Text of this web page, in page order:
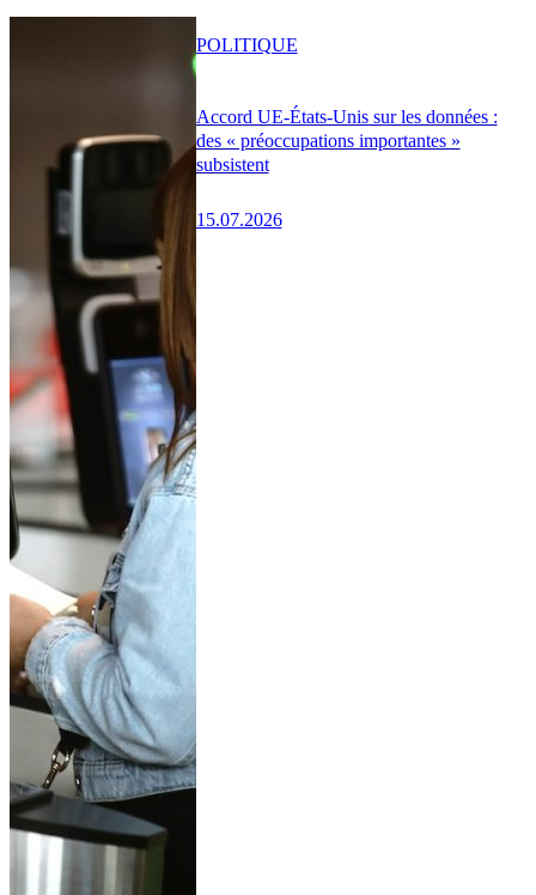
Accord UE-États-Unis sur les données :
des « préoccupations importantes »
subsistent
15.07.2026
POLITIQUE